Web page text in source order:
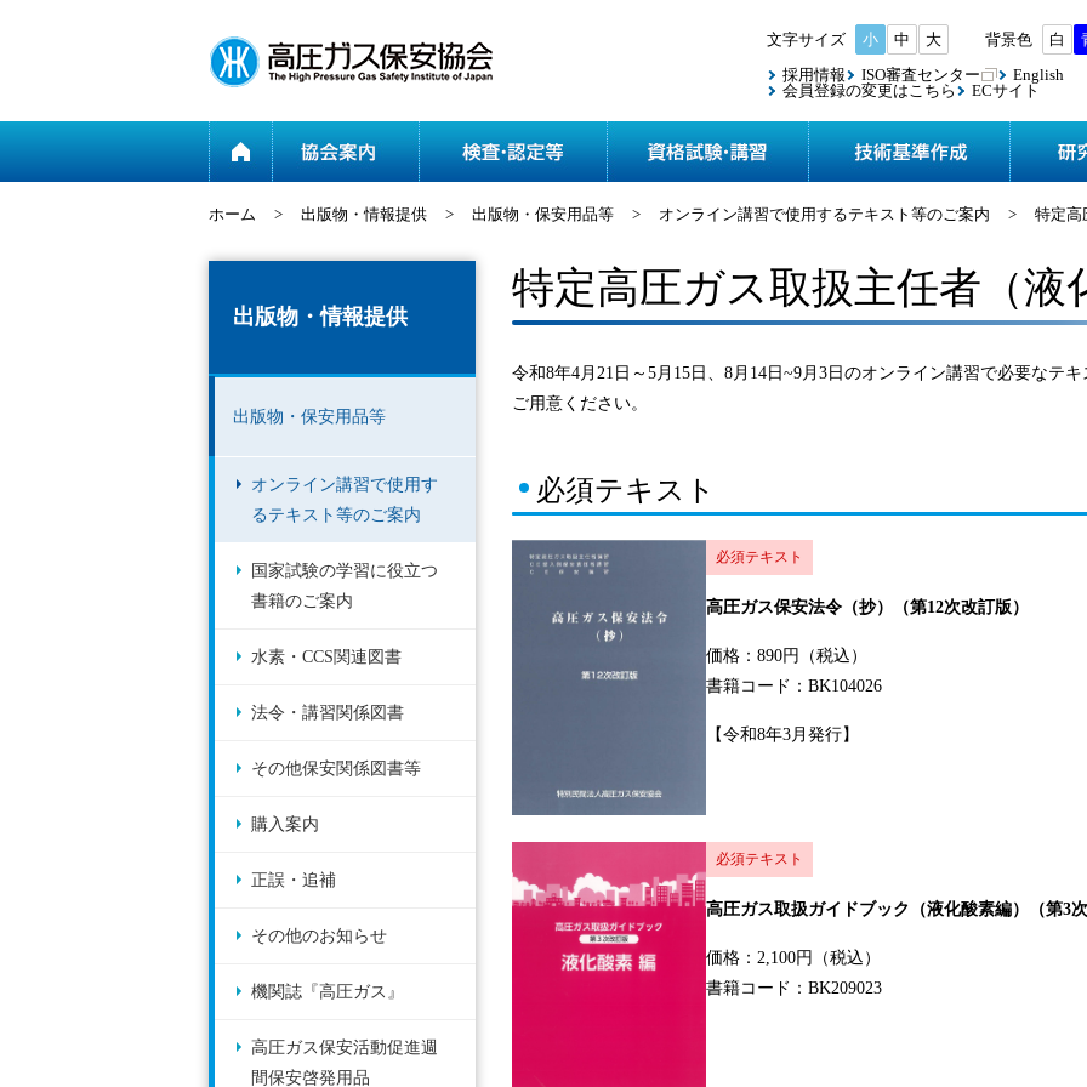
小 中 大 白
採用情報
ISO審査センター
English
会員登録の変更はこちら
ECサイト
協会案内 検査・認定等 資格試験
ホーム > 出版物・情報提供 > 出版物・保安用品等 > オンライン講習で使用するテキスト等のご案内 > 特定高
出版物・情報提供
出版物・保安用品等
オンライン講習で使用す
るテキスト等のご案内
国家試験の学習に役立つ
書籍のご案内
水素・CCS関連図書
法令・講習関係図書
その他保安関係図書等
購入案内
正誤・追補
その他のお知らせ
機関誌『高圧ガス』
高圧ガス保安活動促進週
間保安啓発用品
特定高圧ガス取扱主任者（液
令和8年4月21日～5月15日、8月14日~9月3日のオンライン講習で必要なテ
ご用意ください。
必須テキスト
必須テキスト
高圧ガス保安法令（抄）（第12次改訂版）
価格：890円（税込）
書籍コード：BK104026
【令和8年3月発行】
必須テキスト
高圧ガス取扱ガイドブック（液化酸素編）（第3次
価格：2,100円（税込）
書籍コード：BK209023